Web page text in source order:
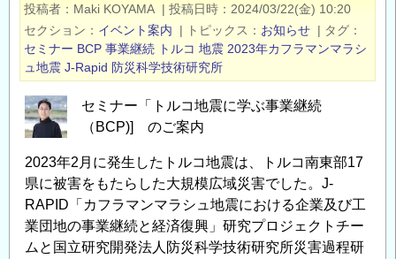
投稿者 Maki KOYAMA | 投稿日時
2024/03/22(金) 10:20
セクション
イベント案内 | トピックス お知らせ | タグ
セミナー BCP 事業継続 トルコ 地震 2023年カフラマンマラシ
ュ地震 J-Rapid 防災科学技術研究所
セミナー「トルコ地震に学ぶ事業継続
（BCP)] のご案内
2023年2月に発生したトルコ地震は、トルコ南東部17
県に被害をもたらした大規模広域災害でした。J-
RAPID「カフラマンマラシュ地震における企業及び工
業団地の事業継続と経済復興」研究プロジェクトチー
ムと国立研究開発法人防災科学技術研究所災害過程研